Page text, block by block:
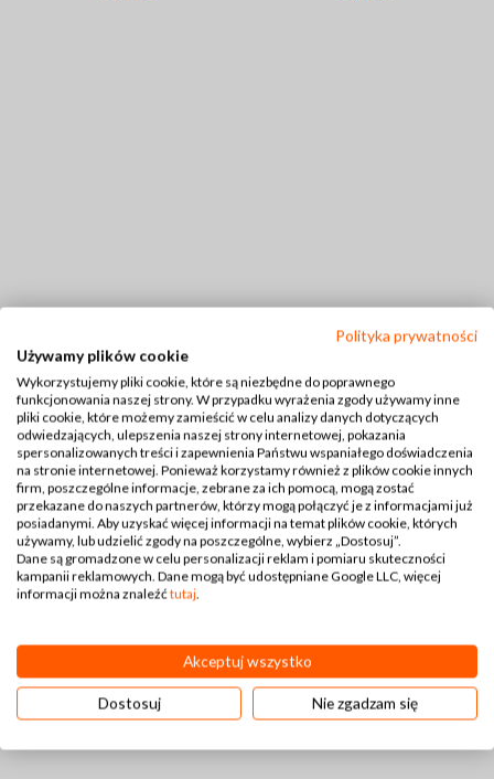
Polityka prywatności
Używamy plików cookie
Wykorzystujemy pliki cookie, które są niezbędne do poprawnego
funkcjonowania naszej strony. W przypadku wyrażenia zgody używamy inne
pliki cookie, które możemy zamieścić w celu analizy danych dotyczących
odwiedzających, ulepszenia naszej strony internetowej, pokazania
spersonalizowanych treści i zapewnienia Państwu wspaniałego doświadczenia
na stronie internetowej. Ponieważ korzystamy również z plików cookie innych
firm, poszczególne informacje, zebrane za ich pomocą, mogą zostać
przekazane do naszych partnerów, którzy mogą połączyć je z informacjami już
posiadanymi. Aby uzyskać więcej informacji na temat plików cookie, których
używamy, lub udzielić zgody na poszczególne, wybierz „Dostosuj”.
Dane są gromadzone w celu personalizacji reklam i pomiaru skuteczności
kampanii reklamowych. Dane mogą być udostępniane Google LLC, więcej
informacji można znaleźćtutaj.
Akceptuj wszystko
Dostosuj Nie zgadzam się